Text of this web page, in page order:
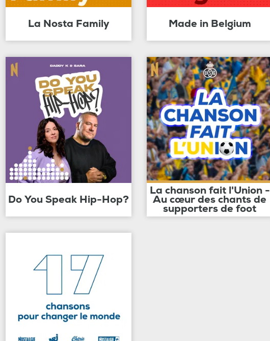
La Nosta Family Made in Belgium
Do You Speak Hip-Hop?
La chanson fait l'Union -
Au cœur des chants de
supporters de foot